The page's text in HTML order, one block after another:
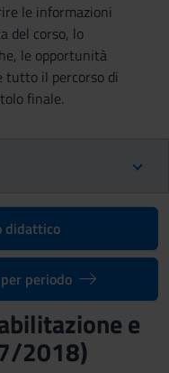
le informazioni
del corso, lo
le opportunità
il percorso di
finale.
didattico
periodo
e
2018)